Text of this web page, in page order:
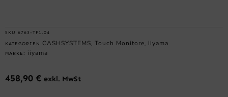
SKU 6763-TF1.04
KATEGORIEN CASHSYSTEMS , Touch Monitore , iiyama
MARKE: iiyama
458,90 € exkl. MwSt